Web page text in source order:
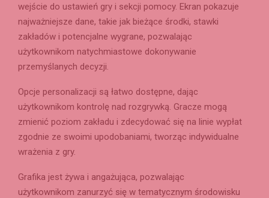
wejście do ustawień gry i sekcji pomocy. Ekran pokazuje
najważniejsze dane, takie jak bieżące środki, stawki
zakładów i potencjalne wygrane, pozwalając
użytkownikom natychmiastowe dokonywanie
przemyślanych decyzji.
Opcje personalizacji są łatwo dostępne, dając
użytkownikom kontrolę nad rozgrywką. Gracze mogą
zmienić poziom zakładu i zdecydować się na linie wypłat
zgodnie ze swoimi upodobaniami, tworząc indywidualne
wrażenia z gry.
Grafika jest żywa i angażująca, pozwalając
użytkownikom zanurzyć się w tematycznym środowisku